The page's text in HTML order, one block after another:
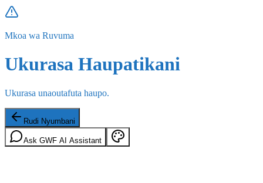
Mkoa wa Ruvuma
Ukurasa Haupatikani
Ukurasa unaoutafuta haupo.
Rudi Nyumbani
Ask GWF AI Assistant